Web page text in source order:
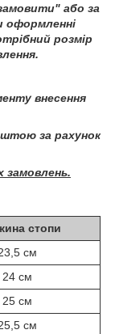
або за
оформленні
розмір
внесення
за рахунок
замовлень.
стопи
см
24 см
25 см
см